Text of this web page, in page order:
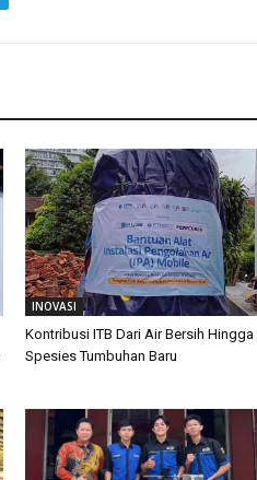
INOVASI
Kontribusi ITB Dari Air Bersih Hingga
Spesies Tumbuhan Baru